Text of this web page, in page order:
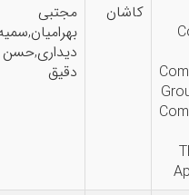
کاشان
مجتبی
بهرامیان,سمیه
دیداری,حسن